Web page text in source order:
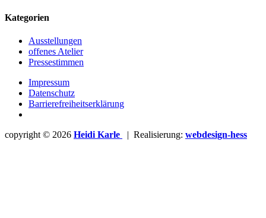
Kategorien
Ausstellungen
offenes Atelier
Pressestimmen
Impressum
Datenschutz
Barrierefreiheitserklärung
copyright © 2026 Heidi Karle | Realisierung: webdesign-hess